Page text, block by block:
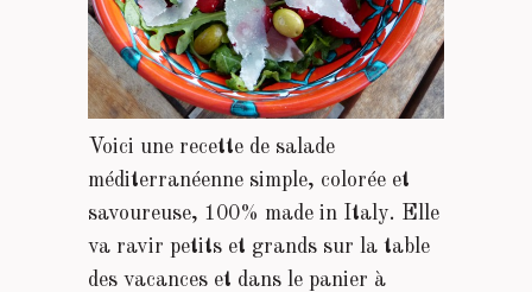
Voici une recette de salade
méditerranéenne simple, colorée et
savoureuse, 100% made in Italy. Elle
va ravir petits et grands sur la table
des vacances et dans le panier à